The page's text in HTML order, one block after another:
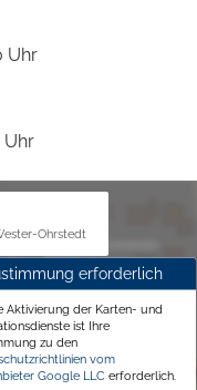
Uhr
Uhr
Ohrstedt
erforderlich
Aktivierung der Karten- und
ist Ihre
zu den
vom
Google LLC erforderlich.